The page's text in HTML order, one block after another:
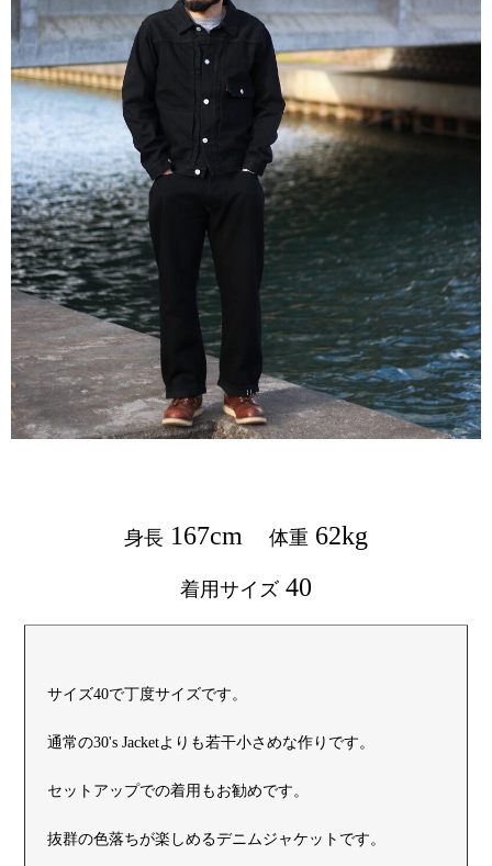
身長 167cm 体重 62kg
着用サイズ 40
サイズ40で丁度サイズです。
通常の30's Jacketよりも若干小さめな作りです。
セットアップでの着用もお勧めです。
抜群の色落ちが楽しめるデニムジャケットです。